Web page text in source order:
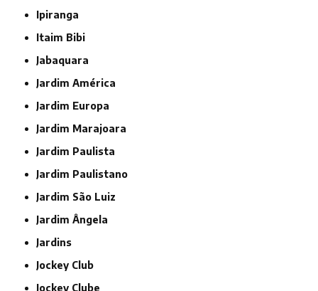
Ipiranga
Itaim Bibi
Jabaquara
Jardim América
Jardim Europa
Jardim Marajoara
Jardim Paulista
Jardim Paulistano
Jardim São Luiz
Jardim Ângela
Jardins
Jockey Club
Jockey Clube